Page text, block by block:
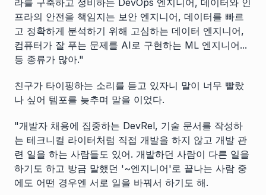
라를 구축하고 정비하는 DevOps 엔지니어, 데이터와 인
프라의 안전을 책임지는 보안 엔지니어, 데이터를 빠르
고 정확하게 분석하기 위해 고심하는 데이터 엔지니어,
컴퓨터가 잘 푸는 문제를 AI로 구현하는 ML 엔지니어...
등 종류가 많아."
친구가 타이핑하는 소리를 듣고 있자니 말이 너무 빨랐
나 싶어 템포를 늦추며 말을 이었다.
"개발자 채용에 집중하는 DevRel, 기술 문서를 작성하
는 테크니컬 라이터처럼 직접 개발을 하지 않고 개발 관
련 일을 하는 사람들도 있어. 개발하던 사람이 다른 일을
하기도 하고 방금 말했던 '~엔지니어'로 끝나는 사람 중
에도 어떤 경우엔 서로 일을 바꿔서 하기도 해.